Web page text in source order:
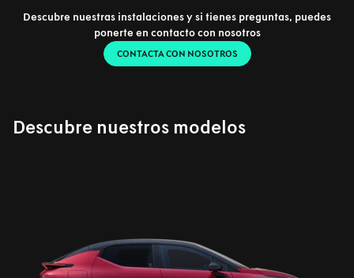
Descubre nuestras instalaciones y si tienes preguntas, puedes
ponerte en contacto con nosotros
CONTACTA CON NOSOTROS
Descubre nuestros modelos